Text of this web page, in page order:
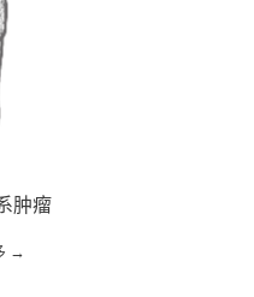
肿瘤
→